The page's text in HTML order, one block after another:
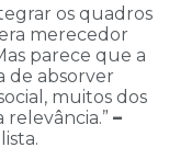
os quadros
merecedor
parece que a
de absorver
muitos dos
–